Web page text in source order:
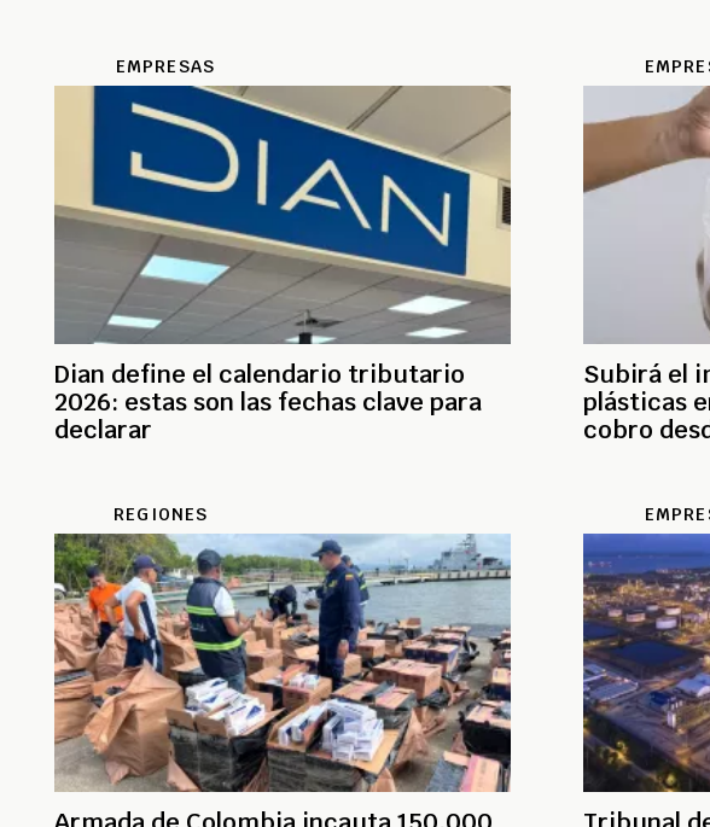
EMPRESAS
Dian define el calendario tributario
2026: estas son las fechas clave para
declarar
Subirá el
plásticas
cobro
REGIONES